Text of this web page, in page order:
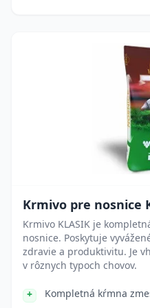
Krmivo pre nosnice
Krmivo KLASIK je
nosnice. Poskytuje
zdravie a produktivitu. Je
v rôznych typoch chovov.
Kompletná kŕmna